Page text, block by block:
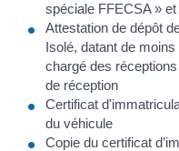
spéciale FFECSA »
Attestation de dépôt
Isolé, datant de
chargé des
de réception
Certificat
du véhicule
Copie du certificat